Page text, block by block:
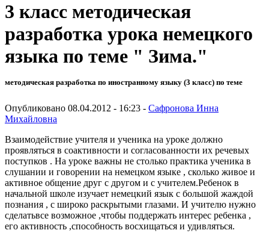
3 класс методическая
разработка урока немецкого
языка по теме " Зима."
методическая разработка по иностранному языку (3 класс) по теме
Опубликовано 08.04.2012 - 16:23 - Сафронова Инна
Михайловна
Взаимодействие учителя и ученика на уроке должно
проявляться в соактивности и согласованности их речевых
поступков . На уроке важны не столько практика ученика в
слушании и говорении на немецком языке , сколько живое и
активное общение друг с другом и с учителем.Ребенок в
начальной школе изучает немецкий язык с большой жаждой
познания , с широко раскрытыми глазами. И учителю нужно
сделатьвсе возможное ,чтобы поддержать интерес ребенка ,
его активность ,способность восхищаться и удивляться.